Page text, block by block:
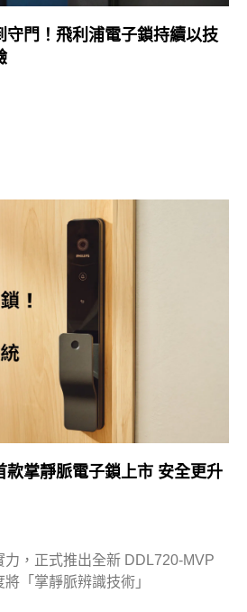
守門！飛利浦電子鎖持續以技
款掌靜脈電子鎖上市 安全更升
，正式推出全新 DDL720-MVP
「掌靜脈辨識技術」